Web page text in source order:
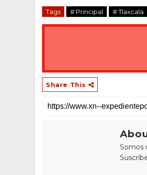
Tags # Principal # Tlaxcala
Share This
Somos